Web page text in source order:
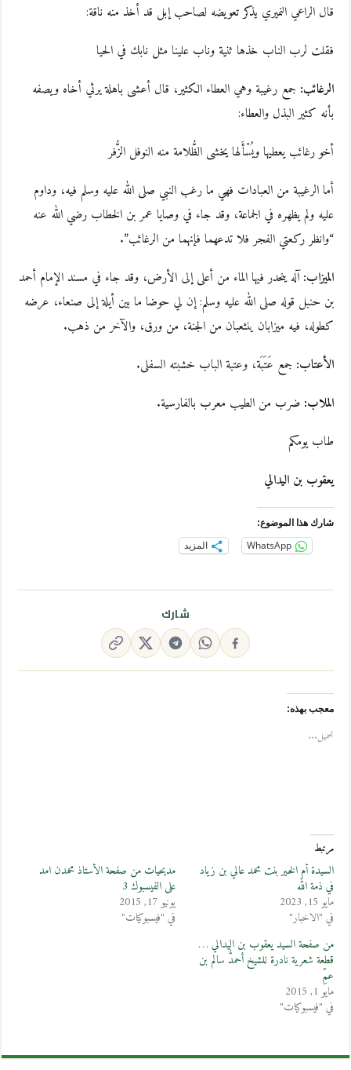
قال الراعي النميري يذكر تعويضه لصاحب إبل قد أخذ منه ناقة:
فقلت لرب الناب خذها ثنية وناب علينا مثل نابك في الحيا
الرغائب: جمع رغيبة وهي العطاء الكثير، قال أعشى باهلة يرثي أخاه ويصفه
بأنه كثير البذل والعطاء:
أخو رغائب يعطيها ويُسْأَلها يخشى الظُّلامة منه النوفل الزُّفر
أما الرغيبة من العبادات فهي ما رغب النبي صلى الله عليه وسلم فيه، وداوم
عليه ولم يظهره في الجماعة، وقد جاء في وصايا عمر بن الخطاب رضي الله عنه
“وانظر ركعتي الفجر فلا تدعهما فإنهما من الرغائب”.
الميزاب:آله ينحدر فيها الماء من أعلى إلى الأرض، وقد جاء في مسند الإمام أحمد
بن حنبل قوله صلى الله عليه وسلم: إن لي حوضا ما بين أيلة إلى صنعاء، عرضه
كطوله، فيه ميزابان ينثعبان من الجنة، من ورق، والآخر من ذهب.
الأعتاب: جمع عَتَبَة، وعتبة الباب خشبته السفلى.
الملاب: ضرب من الطيب معرب بالفارسية.
طاب يومكم
يعقوب بن اليدالي
شارك هذا الموضوع:
WhatsApp المزيد
شارك
معجب بهذه:
تحميل...
مرتبط
السيدة أم الخير بنت محمد عالي بن زياد
في ذمة الله
مايو 15, 2023
في "الاخبار"
مديحيات من صفحة الأستاذ محمدن امد
على الفيسبوك 3
يونيو 17, 2015
في "فيسبوكيات"
من صفحة السيد يعقوب بن اليدالي …
قطعة شعرية نادرة للشيخ أحمدُّ سالم بن
عمِّ
مايو 1, 2015
في "فيسبوكيات"